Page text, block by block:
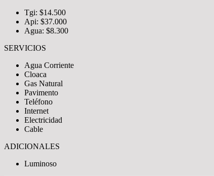
Tgi: $14.500
Api: $37.000
Agua: $8.300
SERVICIOS
Agua Corriente
Cloaca
Gas Natural
Pavimento
Teléfono
Internet
Electricidad
Cable
ADICIONALES
Luminoso